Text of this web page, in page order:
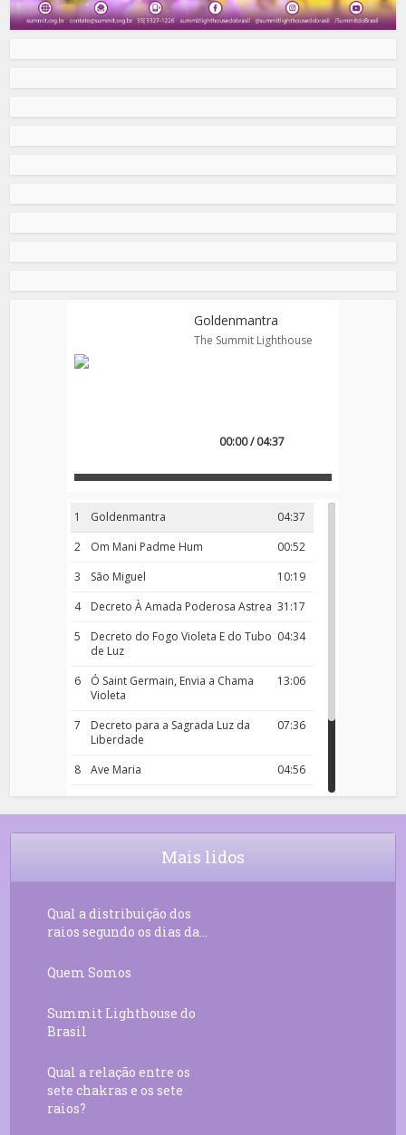
Goldenmantra
The Summit Lighthouse
00:00 / 04:37
1 04:37
Goldenmantra
2
00:52
Om Mani Padme Hum
3
10:19
São Miguel
4
31:17
Decreto À Amada Poderosa Astrea
5
04:34
Decreto do Fogo Violeta E do Tubo
de Luz
6
13:06
Ó Saint Germain, Envia a Chama
Violeta
7
07:36
Decreto para a Sagrada Luz da
Liberdade
8
04:56
Ave Maria
9
18:00
Rosário da Criança
10
04:43
Decreto 50.03 – Diante da Vossa
Mais lidos
Qual a distribuição dos
raios segundo os dias da...
Quem Somos
Summit Lighthouse do
Brasil
Qual a relação entre os
sete chakras e os sete
raios?